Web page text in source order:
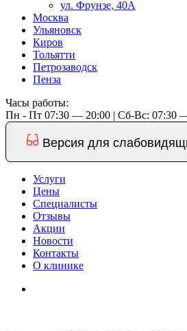
ул. Фрунзе, 40А
Москва
Ульяновск
Киров
Тольятти
Петрозаводск
Пенза
Часы работы:
Пн - Пт 07:30 — 20:00 | Cб-Вс: 07:30
Версия для
Услуги
Цены
Специалисты
Отзывы
Акции
Новости
Контакты
О клинике